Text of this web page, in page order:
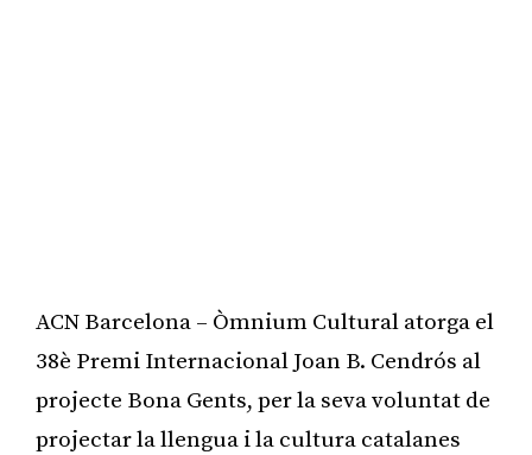
ACN Barcelona – Òmnium Cultural atorga el
38è Premi Internacional Joan B. Cendrós al
projecte Bona Gents, per la seva voluntat de
projectar la llengua i la cultura catalanes